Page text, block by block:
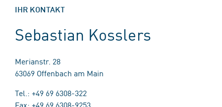
IHR KONTAKT
Sebastian Kosslers
Merianstr. 28
63069 Offenbach am Main
Tel.: +49 69 6308-322
Fax: +49 69 6308-9253